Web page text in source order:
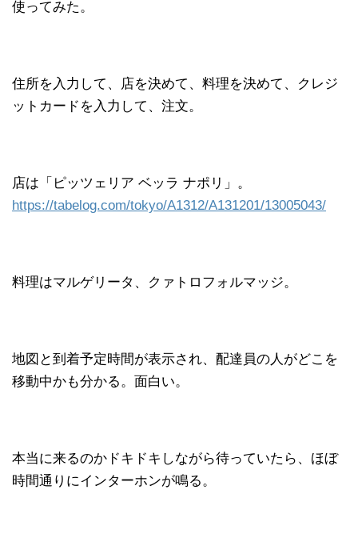
使ってみた。
住所を入力して、店を決めて、料理を決めて、クレジ
ットカードを入力して、注文。
店は「ピッツェリア ベッラ ナポリ」。
https://tabelog.com/tokyo/A1312/A131201/13005043/
料理はマルゲリータ、クァトロフォルマッジ。
地図と到着予定時間が表示され、配達員の人がどこを
移動中かも分かる。面白い。
本当に来るのかドキドキしながら待っていたら、ほぼ
時間通りにインターホンが鳴る。